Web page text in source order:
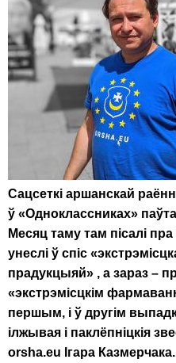
Сацсеткі аршанскай
ў «Одноклассниках»
Месяц таму там пісалі
унеслі ў спіс
прадукцыяй» , а зараз –
«экстрэмісцкім
першым, і ў другім
ілжывая і паклёпніцкія
orsha.eu Ігара Казмерчака.